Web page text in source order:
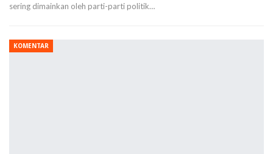
sering dimainkan oleh parti-parti politik…
KOMENTAR